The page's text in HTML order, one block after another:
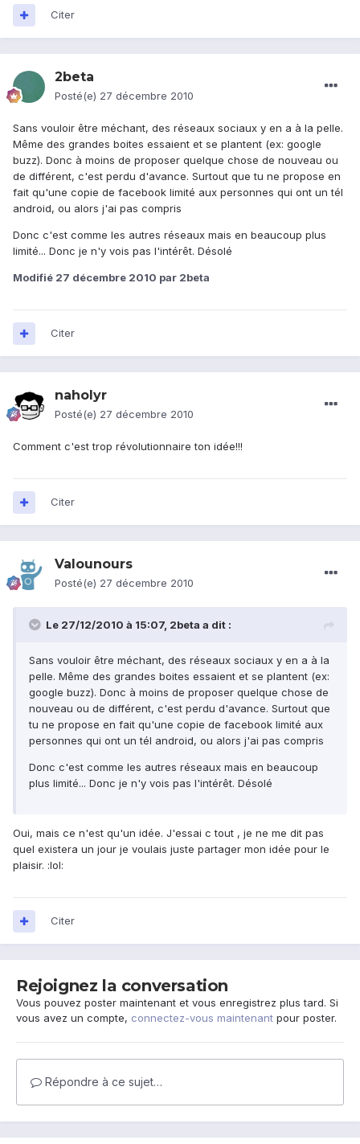
Citer
2beta
Posté(e) 27 décembre 2010
Sans vouloir être méchant, des réseaux sociaux y en a à la pelle.
Même des grandes boites essaient et se plantent (ex: google
buzz). Donc à moins de proposer quelque chose de nouveau ou
de différent, c'est perdu d'avance. Surtout que tu ne propose en
fait qu'une copie de facebook limité aux personnes qui ont un tél
android, ou alors j'ai pas compris
Donc c'est comme les autres réseaux mais en beaucoup plus
limité... Donc je n'y vois pas l'intérêt. Désolé
Modifié 27 décembre 2010 par 2beta
Citer
naholyr
Posté(e) 27 décembre 2010
Comment c'est trop révolutionnaire ton idée!!!
Citer
Valounours
Posté(e) 27 décembre 2010
Le 27/12/2010 à 15:07, 2beta a dit :
Sans vouloir être méchant, des réseaux sociaux y en a à la
pelle. Même des grandes boites essaient et se plantent (ex:
google buzz). Donc à moins de proposer quelque chose de
nouveau ou de différent, c'est perdu d'avance. Surtout que
tu ne propose en fait qu'une copie de facebook limité aux
personnes qui ont un tél android, ou alors j'ai pas compris
Donc c'est comme les autres réseaux mais en beaucoup
plus limité... Donc je n'y vois pas l'intérêt. Désolé
Oui, mais ce n'est qu'un idée. J'essai c tout , je ne me dit pas
quel existera un jour je voulais juste partager mon idée pour le
plaisir. :lol:
Citer
Rejoignez la conversation
Vous pouvez poster maintenant et vous enregistrez plus tard. Si
vous avez un compte, connectez-vous maintenant pour poster.
Répondre à ce sujet…